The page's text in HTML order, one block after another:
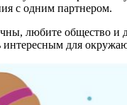
с одним партнером.
любите общество и
интересным для